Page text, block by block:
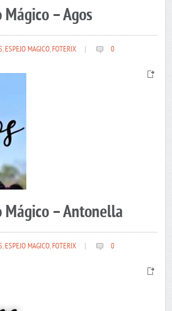
Mágico – Agos
,ESPEJO MAGICO,FOTERIX 0
Mágico – Antonella
,ESPEJO MAGICO,FOTERIX 0